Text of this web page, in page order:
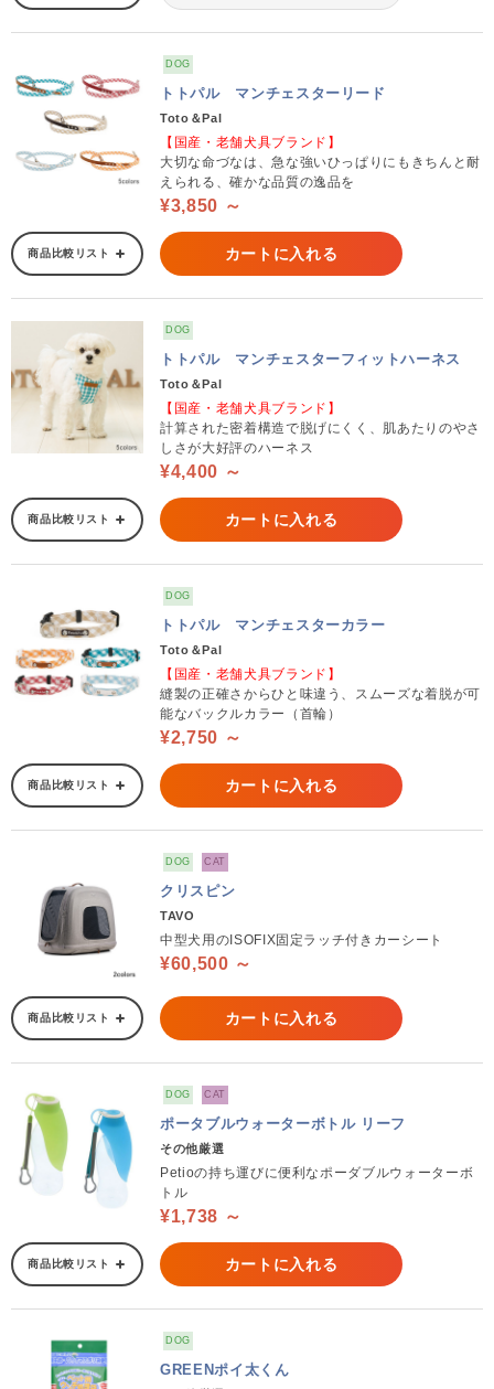
DOG
トトパル マンチェスターリード
Toto＆Pal
【国産・老舗犬具ブランド】
大切な命づなは、急な強いひっぱりにもきちんと耐
えられる、確かな品質の逸品を
¥3,850 ～
商品比較リスト カートに入れる
DOG
トトパル マンチェスターフィットハーネス
Toto＆Pal
【国産・老舗犬具ブランド】
計算された密着構造で脱げにくく、肌あたりのやさ
しさが大好評のハーネス
¥4,400 ～
商品比較リスト カートに入れる
DOG
トトパル マンチェスターカラー
Toto＆Pal
【国産・老舗犬具ブランド】
縫製の正確さからひと味違う、スムーズな着脱が可
能なバックルカラー（首輪）
¥2,750 ～
商品比較リスト カートに入れる
DOG CAT
クリスピン
TAVO
中型犬用のISOFIX固定ラッチ付きカーシート
¥60,500 ～
商品比較リスト カートに入れる
DOG CAT
ポータブルウォーターボトル リーフ
その他厳選
Petioの持ち運びに便利なポーダブルウォーターボ
トル
¥1,738 ～
商品比較リスト カートに入れる
DOG
GREENポイ太くん